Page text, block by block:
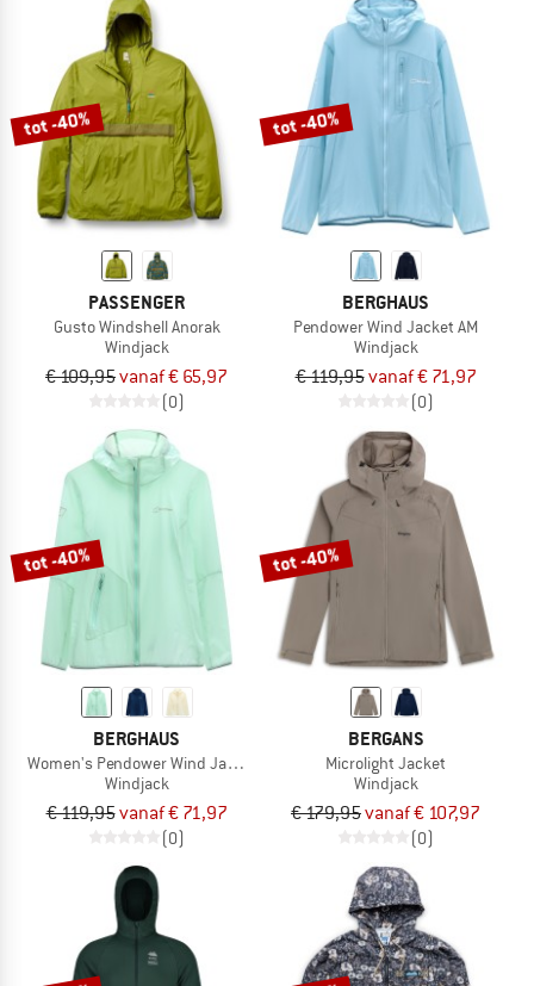
tot -40%
PASSENGER
Gusto Windshell Anorak
Windjack
€ 109,95vanaf € 65,97
(0)
tot -40%
BERGHAUS
Pendower Wind Jacket AM
Windjack
€ 119,95vanaf € 71,97
(0)
tot -40%
BERGHAUS
Women's Pendower Wind Jacket AF
Windjack
€ 119,95vanaf € 71,97
(0)
tot -40%
BERGANS
Microlight Jacket
Windjack
€ 179,95vanaf € 107,97
(0)